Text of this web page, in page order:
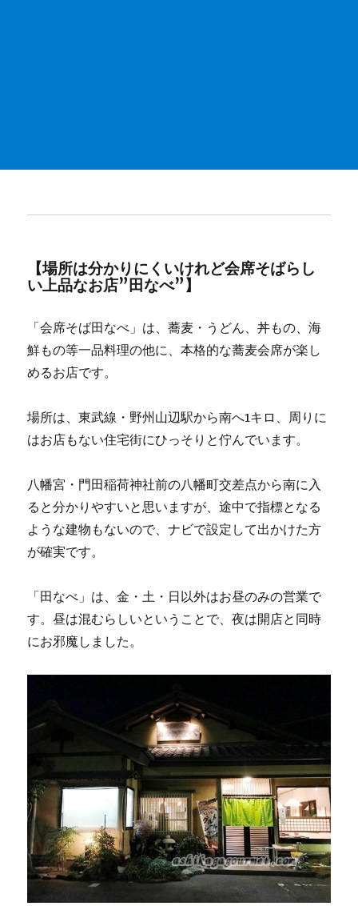
【場所は分かりにくいけれど会席そばらし
い上品なお店”田なべ”】
「会席そば田なべ」は、蕎麦・うどん、丼もの、海
鮮もの等一品料理の他に、本格的な蕎麦会席が楽し
めるお店です。
場所は、東武線・野州山辺駅から南へ1キロ、周りに
はお店もない住宅街にひっそりと佇んでいます。
八幡宮・門田稲荷神社前の八幡町交差点から南に入
ると分かりやすいと思いますが、途中で指標となる
ような建物もないので、ナビで設定して出かけた方
が確実です。
「田なべ」は、金・土・日以外はお昼のみの営業で
す。昼は混むらしいということで、夜は開店と同時
にお邪魔しました。